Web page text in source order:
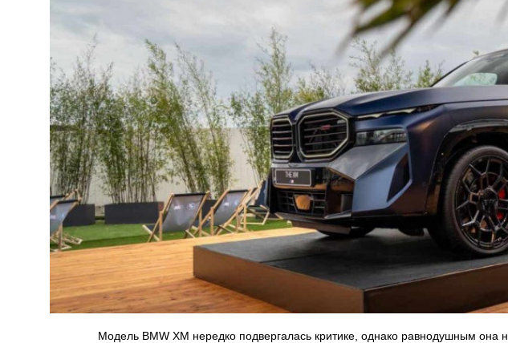
Модель BMW XM нередко подвергалась критике, однако равнодушным она